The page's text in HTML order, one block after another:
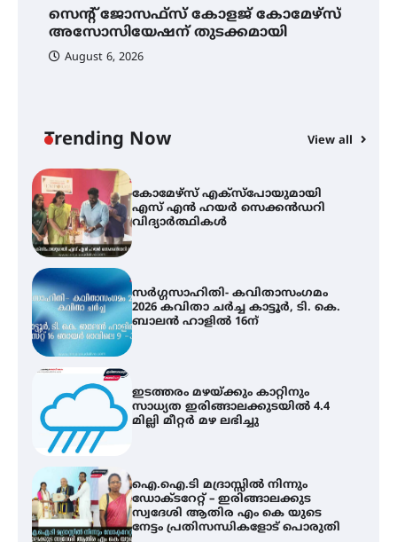
സെന്റ് ജോസഫ്സ് കോളജ് കോമേഴ്‌സ്
അസോസിയേഷന് തുടക്കമായി
August 6, 2026
Trending Now View all
കോമേഴ്‌സ് അസോസിയേഷന്
തുടക്കമായി
സർഗ്ഗസാഹിതി- കവിതാസംഗമം
2026 കവിതാ ചർച്ച കാട്ടൂർ, ടി. കെ.
ബാലൻ ഹാളിൽ 16ന്
ഇടത്തരം മഴയ്ക്കും കാറ്റിനും
സാധ്യത ഇരിങ്ങാലക്കുടയിൽ 4.4
മില്ലി മീറ്റർ മഴ ലഭിച്ചു
ഐ.ഐ.ടി മദ്രാസ്സിൽ നിന്നും
ഡോക്ടറേറ്റ് – ഇരിങ്ങാലക്കുട
സ്വദേശി ആതിര എം കെ യുടെ
നേട്ടം പ്രതിസന്ധികളോട് പൊരുതി
മെഡിക്കൽ ക്യാമ്പ്